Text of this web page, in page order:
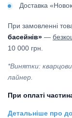
Доставка
При замовленні
басейнів» —
10 000 грн.
*Винятки:
лайнер.
При оплаті
Детальніше про